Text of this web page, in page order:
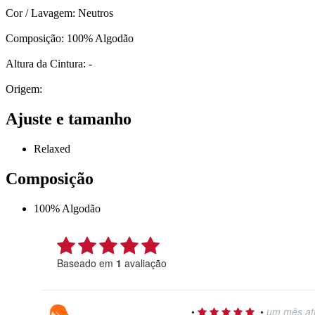
Cor / Lavagem: Neutros
Composição: 100% Algodão
Altura da Cintura: -
Origem:
Ajuste e tamanho
Relaxed
Composição
100% Algodão
Baseado em 1 avaliação
• • um mês